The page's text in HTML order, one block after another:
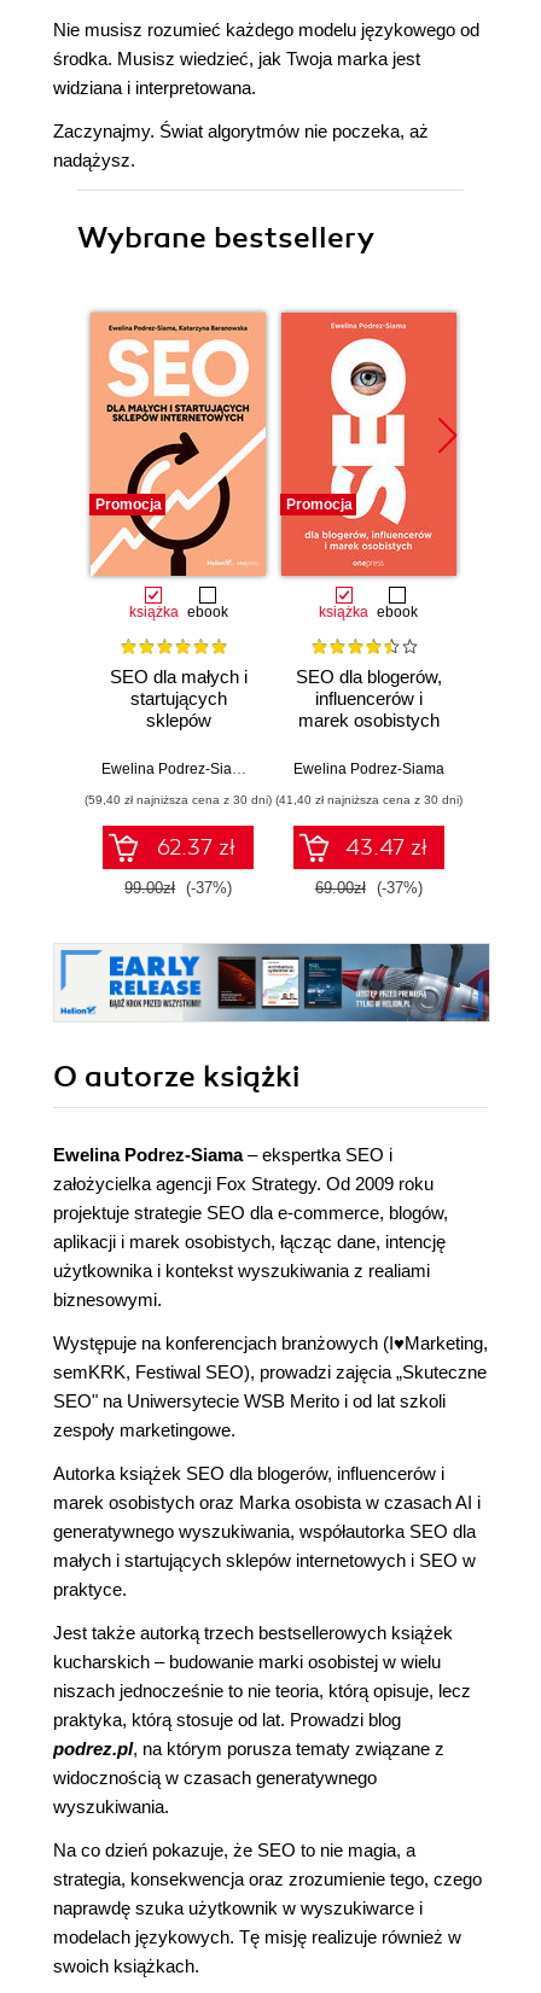
Nie musisz rozumieć każdego modelu językowego od
środka. Musisz wiedzieć, jak Twoja marka jest
widziana i interpretowana.
Zaczynajmy. Świat algorytmów nie poczeka, aż
nadążysz.
Wybrane bestsellery
Promocja
książka ebook
SEO dla małych i
startujących
sklepów
Katarzyna Baranowska
(59,40 zł najniższa cena z 30 dni)
62.37 zł
99.00zł (-37%)
Promocja
książka ebook
SEO dla blogerów,
influencerów i
marek osobistych
Ewelina Podrez-Siama
(41,40 zł najniższa cena z 30 dni)
43.47 zł
69.00zł (-37%)
O autorze książki
Ewelina Podrez-Siama– ekspertka SEO i
założycielka agencji Fox Strategy. Od 2009 roku
projektuje strategie SEO dla e-commerce, blogów,
aplikacji i marek osobistych, łącząc dane, intencję
użytkownika i kontekst wyszukiwania z realiami
biznesowymi.
Występuje na konferencjach branżowych (I ♥Marketing,
semKRK, Festiwal SEO), prowadzi zajęcia „Skuteczne
SEO" na Uniwersytecie WSB Merito i od lat szkoli
zespoły marketingowe.
Autorka książek SEO dla blogerów, influencerów i
marek osobistych oraz Marka osobista w czasach AI i
generatywnego wyszukiwania, współautorka SEO dla
małych i startujących sklepów internetowych i SEO w
praktyce.
Jest także autorką trzech bestsellerowych książek
kucharskich – budowanie marki osobistej w wielu
niszach jednocześnie to nie teoria, którą opisuje, lecz
praktyka, którą stosuje od lat. Prowadzi blog
podrez.pl, na którym porusza tematy związane z
widocznością w czasach generatywnego
wyszukiwania.
Na co dzień pokazuje, że SEO to nie magia, a
strategia, konsekwencja oraz zrozumienie tego, czego
naprawdę szuka użytkownik w wyszukiwarce i
modelach językowych. Tę misję realizuje również w
swoich książkach.